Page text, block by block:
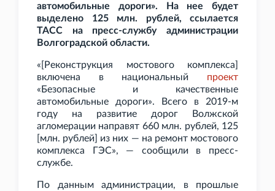
автомобильные дороги». На нее будет
выделено 125 млн. рублей, ссылается
ТАСС на пресс-службу администрации
Волгоградской области.
«[Реконструкция мостового комплекса]
включена в национальный проект
«Безопасные и качественные
автомобильные дороги». Всего в 2019-м
году на развитие дорог Волжской
агломерации направят 660 млн. рублей, 125
[млн. рублей] из них — на ремонт мостового
комплекса ГЭС», — сообщили в пресс-
службе.
По данным администрации, в прошлые